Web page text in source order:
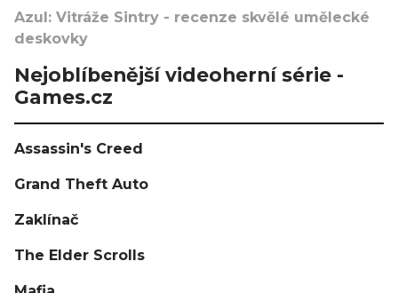
Azul: Vitráže Sintry - recenze skvělé umělecké
deskovky
Nejoblíbenější videoherní série -
Games.cz
Assassin's Creed
Grand Theft Auto
Zaklínač
The Elder Scrolls